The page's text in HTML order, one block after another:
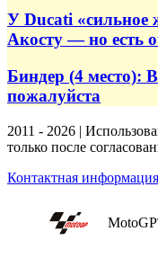
У Ducati «сильное
Акосту — но есть
Биндер (4 место):
пожалуйста
2011 - 2026 |
только после
Контактная информация
MotoGP